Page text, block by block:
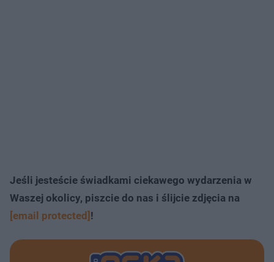
Jeśli jesteście świadkami ciekawego wydarzenia w
Waszej okolicy, piszcie do nas i ślijcie zdjęcia na
[email protected] !